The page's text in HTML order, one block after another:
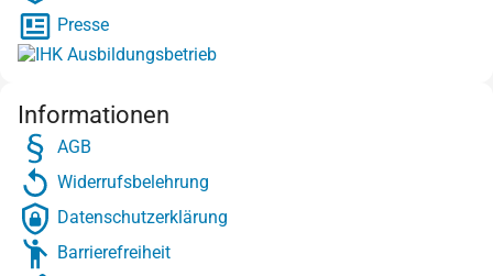
Presse
Informationen
AGB
Widerrufsbelehrung
Datenschutzerklärung
Barrierefreiheit